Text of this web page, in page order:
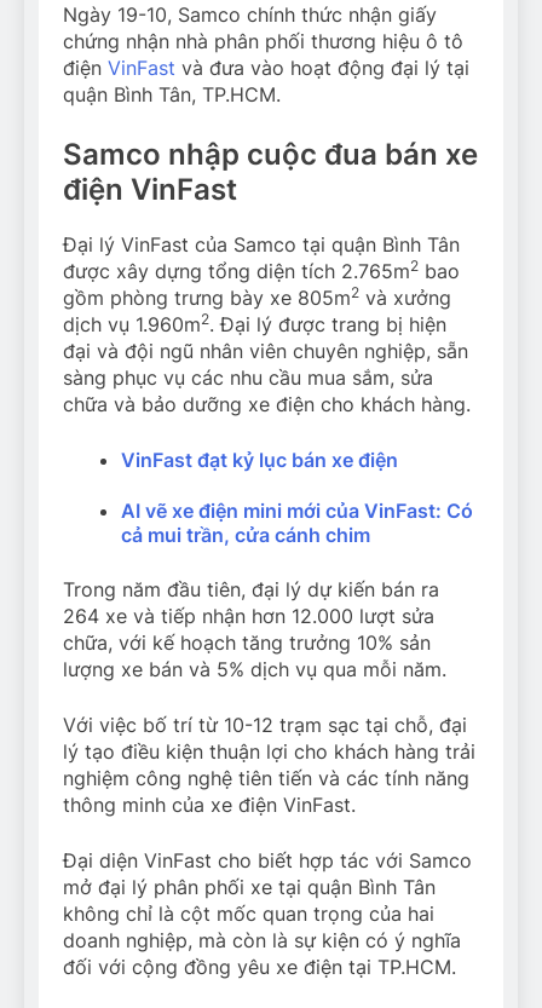
Ngày 19-10, Samco chính thức nhận giấy
chứng nhận nhà phân phối thương hiệu ô tô
điện VinFast và đưa vào hoạt động đại lý tại
quận Bình Tân, TP.HCM.
Samco nhập cuộc đua bán xe
điện VinFast
Đại lý VinFast của Samco tại quận Bình Tân
được xây dựng tổng diện tích 2.765m2 bao
gồm phòng trưng bày xe 805m2 và xưởng
dịch vụ 1.960m2. Đại lý được trang bị hiện
đại và đội ngũ nhân viên chuyên nghiệp, sẵn
sàng phục vụ các nhu cầu mua sắm, sửa
chữa và bảo dưỡng xe điện cho khách hàng.
VinFast đạt kỷ lục bán xe điện
AI vẽ xe điện mini mới của VinFast: Có
cả mui trần, cửa cánh chim
Trong năm đầu tiên, đại lý dự kiến bán ra
264 xe và tiếp nhận hơn 12.000 lượt sửa
chữa, với kế hoạch tăng trưởng 10% sản
lượng xe bán và 5% dịch vụ qua mỗi năm.
Với việc bố trí từ 10-12 trạm sạc tại chỗ, đại
lý tạo điều kiện thuận lợi cho khách hàng trải
nghiệm công nghệ tiên tiến và các tính năng
thông minh của xe điện VinFast.
Đại diện VinFast cho biết hợp tác với Samco
mở đại lý phân phối xe tại quận Bình Tân
không chỉ là cột mốc quan trọng của hai
doanh nghiệp, mà còn là sự kiện có ý nghĩa
đối với cộng đồng yêu xe điện tại TP.HCM.